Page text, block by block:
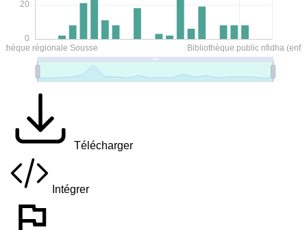
Télécharger
Intégrer